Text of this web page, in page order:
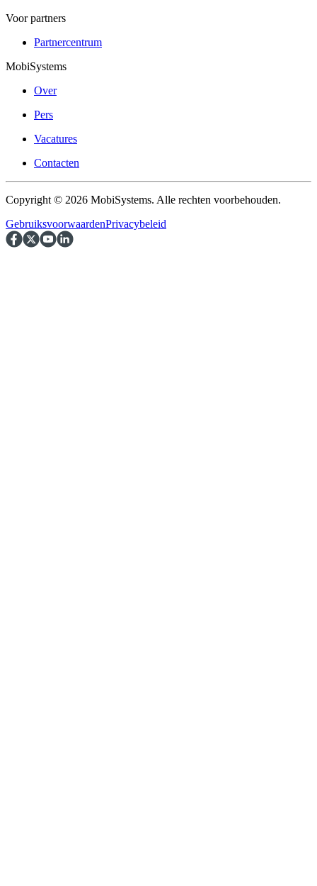
Voor partners
Partnercentrum
MobiSystems
Over
Pers
Vacatures
Contacten
Copyright © 2026 MobiSystems. Alle rechten voorbehouden.
GebruiksvoorwaardenPrivacybeleid